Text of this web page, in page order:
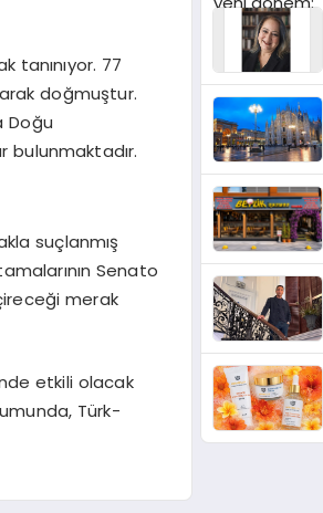
tanınıyor. 77
doğmuştur.
Doğu
bulunmaktadır.
suçlanmış
Senato
merak
etkili olacak
Türk-